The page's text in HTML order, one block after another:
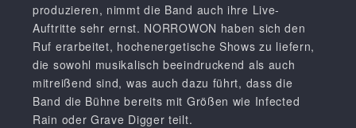
produzieren, nimmt die Band auch ihre Live-
Auftritte sehr ernst. NORROWON haben sich den
Ruf erarbeitet, hochenergetische Shows zu liefern,
die sowohl musikalisch beeindruckend als auch
mitreißend sind, was auch dazu führt, dass die
Band die Bühne bereits mit Größen wie Infected
Rain oder Grave Digger teilt.